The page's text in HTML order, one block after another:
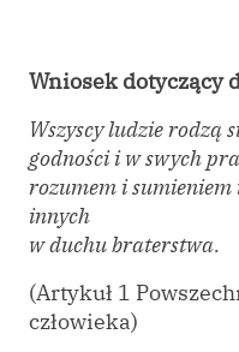
Wniosek dotyczący
Wszyscy ludzie rodzą
godności i w swych
rozumem i
innych
w duchu braterstwa.
(Artykuł 1
człowieka)